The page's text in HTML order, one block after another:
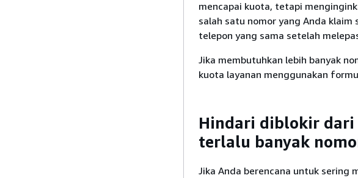
mencapai kuota, tetapi
salah satu nomor yang Anda
telepon yang sama setelah
Jika membutuhkan lebih banyak
kuota layanan menggunakan
Hindari diblokir dari
terlalu banyak
Jika Anda berencana untuk sering